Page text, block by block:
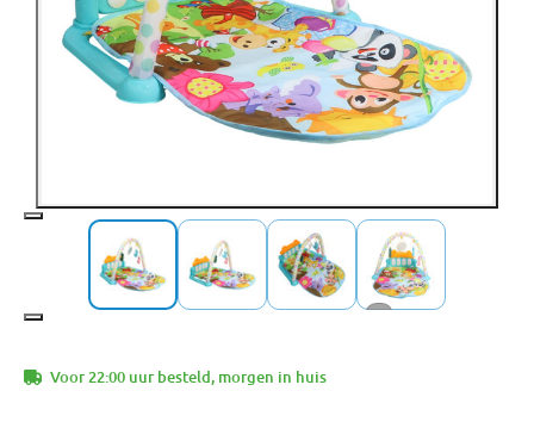
+4
Voor 22:00 uur besteld, morgen in huis